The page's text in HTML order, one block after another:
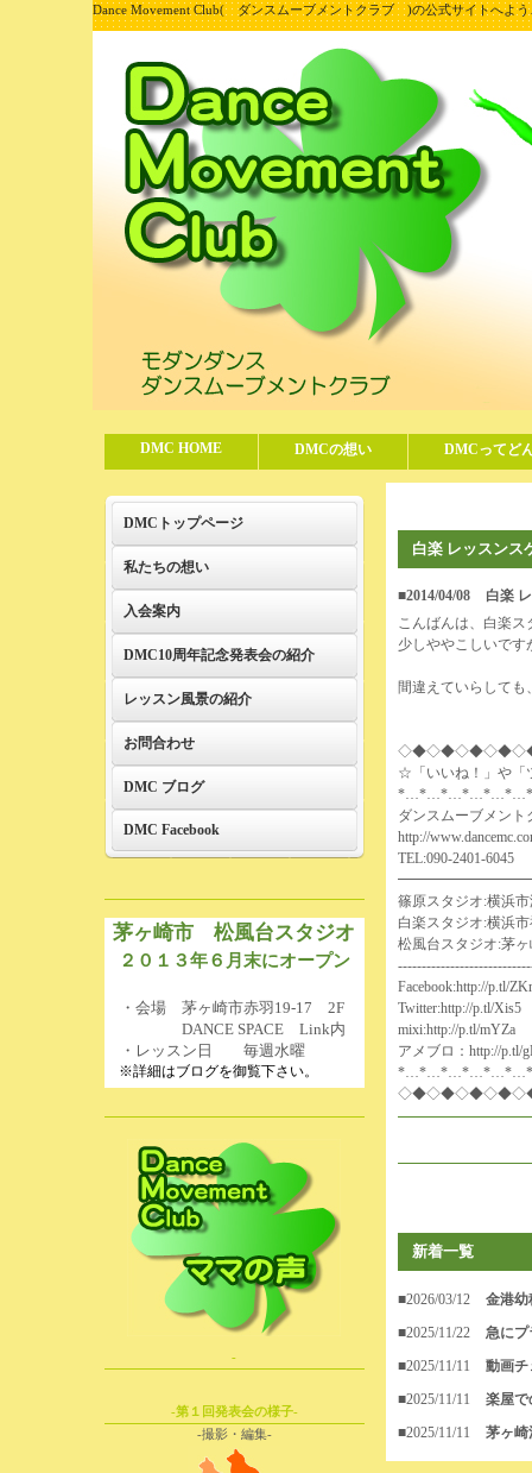
Dance Movement Club( ダンスムーブメントクラブ )の公式サイトへよう
DMC HOME DMCの想い DMCってど
白楽 レッスンス
■2014/04/08
白楽
こんばんは、白楽
少しややこしいで
間違えていらして
☆「いいね！」や「
ダンスムーブメント
http://
TEL:090-2401-6045
篠原スタジオ:横浜
白楽スタジオ:横浜
松風台スタジオ:茅ヶ
Facebook:http://p.tl/
Twitter:http://p.tl/Xis5
mixi:http://p.tl/mYZa
アメブロ： http://p.tl/
新着一覧
■2026/03/12
金港
■2025/11/22
急にプ
■2025/11/11
動画チ
■2025/11/11
楽屋で
■2025/11/11
茅ヶ崎
DMCトップページ
私たちの想い
入会案内
DMC10周年記念発表会の紹介
レッスン風景の紹介
お問合わせ
DMC ブログ
DMC Facebook
茅ヶ崎市 松風台スタジオ
２０１３年６月末にオープン
・会場 茅ヶ崎市赤羽19-17 2F
DANCE SPACE Link内
・レッスン日 毎週水曜
※詳細はブログを御覧下さい。
-
-第１回発表会の様子-
-撮影・編集-